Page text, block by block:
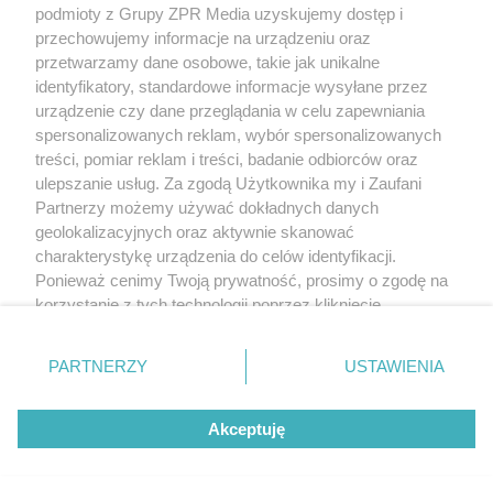
podmioty z Grupy ZPR Media uzyskujemy dostęp i
przechowujemy informacje na urządzeniu oraz
przetwarzamy dane osobowe, takie jak unikalne
identyfikatory, standardowe informacje wysyłane przez
urządzenie czy dane przeglądania w celu zapewniania
spersonalizowanych reklam, wybór spersonalizowanych
treści, pomiar reklam i treści, badanie odbiorców oraz
ulepszanie usług. Za zgodą Użytkownika my i Zaufani
Partnerzy możemy używać dokładnych danych
geolokalizacyjnych oraz aktywnie skanować
charakterystykę urządzenia do celów identyfikacji.
Ponieważ cenimy Twoją prywatność, prosimy o zgodę na
korzystanie z tych technologii poprzez kliknięcie
zmienić/wycofać klikając przycisk ustawień prywatności
znajdujący się w lewym dolnym rogu strony
rodzaje przetwarzania danych nie wymagają zgody
użytkownika, ale masz prawo sprzeciwić się takiemu
przetwarzaniu. Preferencje będą miały zastosowanie tylko
PARTNERZY USTAWIENIA
Akceptuję